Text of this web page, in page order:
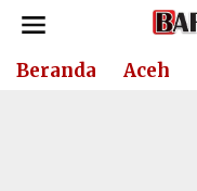
Lewati
konten
Beranda Aceh